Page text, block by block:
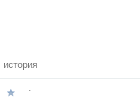
история